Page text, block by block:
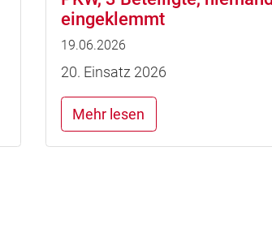
eingeklemmt
19.06.2026
20. Einsatz 2026
Mehr lesen